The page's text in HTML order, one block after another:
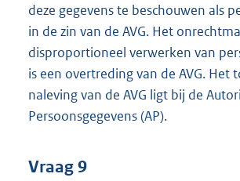
deze gegevens te beschouwen als
in de zin van de AVG. Het
disproportioneel verwerken van
is een overtreding van de AVG. Het
naleving van de AVG ligt bij de
Persoonsgegevens (AP).
Vraag 9